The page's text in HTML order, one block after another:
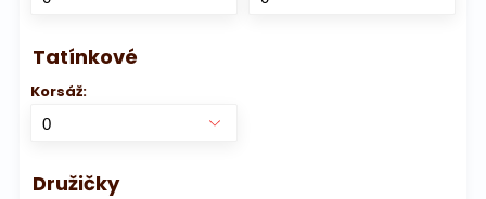
Tatínkové
Korsáž:
Družičky